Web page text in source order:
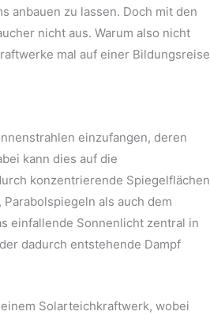
anbauen zu lassen. Doch mit den
nicht aus. Warum also nicht
mal auf einer Bildungsreise
einzufangen, deren
kann dies auf die
konzentrierende Spiegelflächen
als auch dem
einfallende Sonnenlicht zentral in
dadurch entstehende Dampf
Solarteichkraftwerk, wobei